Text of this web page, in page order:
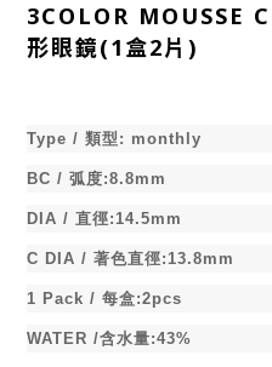
3COLOR MOUSSE
形眼鏡(1盒2片)
Type / 類型 : monthly
BC / 弧度:8.8mm
DIA / 直徑:14.5mm
C DIA / 著色直徑:13.8mm
1 Pack / 每盒:2pcs
WATER /含水量:43%